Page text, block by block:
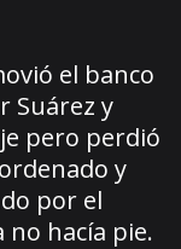
el banco
Suárez y
pero perdió
y
por el
no hacía pie.